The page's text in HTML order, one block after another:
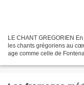
LE CHANT GREGORIEN
les chants grégoriens au
age comme celle de